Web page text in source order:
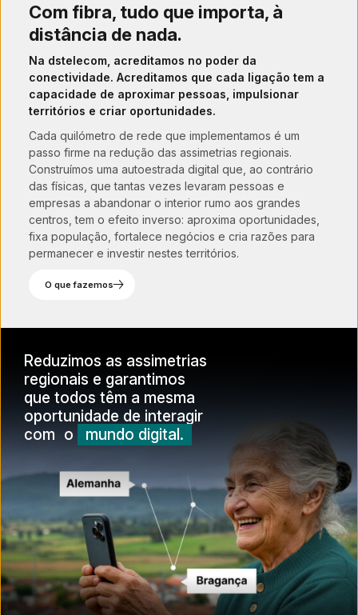
Com fibra, tudo que importa, à
distância de nada.
Na dstelecom, acreditamos no poder da
conectividade. Acreditamos que cada ligação tem a
capacidade de aproximar pessoas, impulsionar
territórios e criar oportunidades.
Cada quilómetro de rede que implementamos é um
passo firme na redução das assimetrias regionais.
Construímos uma autoestrada digital que, ao contrário
das físicas, que tantas vezes levaram pessoas e
empresas a abandonar o interior rumo aos grandes
centros, tem o efeito inverso: aproxima oportunidades,
fixa população, fortalece negócios e cria razões para
permanecer e investir nestes territórios.
O que fazemos
Reduzimos as assimetrias
regionais e garantimos
que todos têm a mesma
oportunidade de interagir
com o
mundo digital.